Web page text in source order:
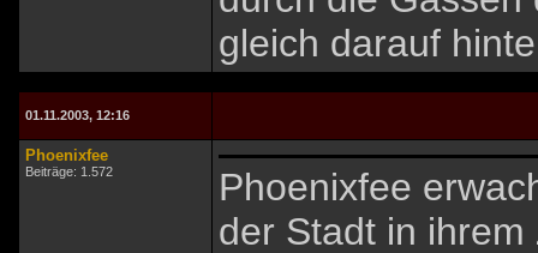
gleich darauf
01.11.2003, 12:16
Phoenixfee
Beiträge: 1.572
Phoenixfee
der Stadt in